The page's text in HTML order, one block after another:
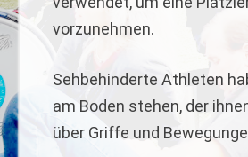
vorzunehmen.
Sehbehinderte Athleten
am Boden stehen, der
über Griffe und